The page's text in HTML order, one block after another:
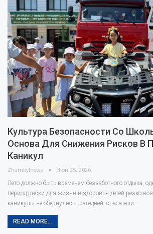
Культура Безопасности Со
Основа Для Снижения Рисков В
Каникул
Zhambylnews Июн 25, 2026
Лето должно быть временем беззаботного отдыха,
период риски для жизни и здоровья детей резко
каникулы не обернулись трагедией, спасатели…
READ MORE...